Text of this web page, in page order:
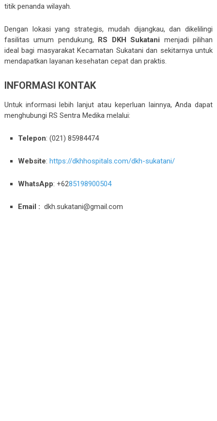
titik penanda wilayah.
Dengan lokasi yang strategis, mudah dijangkau, dan dikelilingi
fasilitas umum pendukung, RS DKH Sukatani menjadi pilihan
ideal bagi masyarakat Kecamatan Sukatani dan sekitarnya untuk
mendapatkan layanan kesehatan cepat dan praktis.
INFORMASI KONTAK
Untuk informasi lebih lanjut atau keperluan lainnya, Anda dapat
menghubungi RS Sentra Medika melalui:
Telepon:(021) 85984474
Website:https://dkhhospitals.com/dkh-sukatani/
WhatsApp: +6285198900504
Email : dkh.sukatani@gmail.com